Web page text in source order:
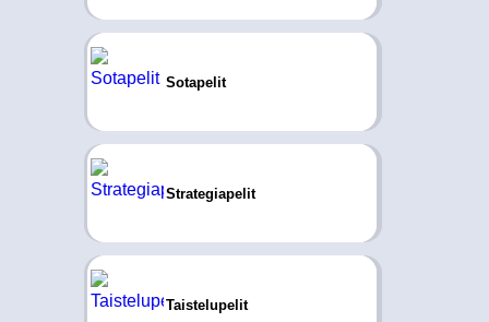
Sotapelit
Strategiapelit
Taistelupelit